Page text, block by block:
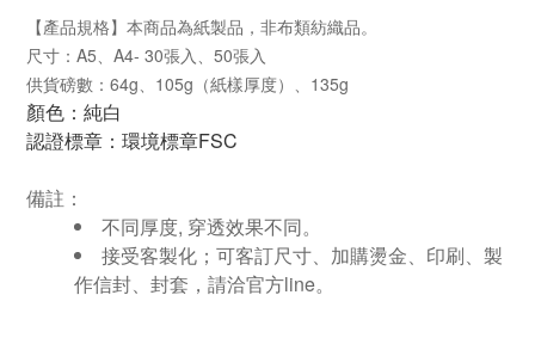
【產品規格】本商品為紙製品，非布類紡織品。
尺寸：A5、A4- 30張入、50張入
供貨磅數：64g、105g（紙樣厚度）、135g
顏色：純白
認證標章：環境標章FSC
備註：
不同厚度, 穿透效果不同。
接受客製化；可客訂尺寸、加購燙金、印刷、製
作信封、封套，請洽官方line。